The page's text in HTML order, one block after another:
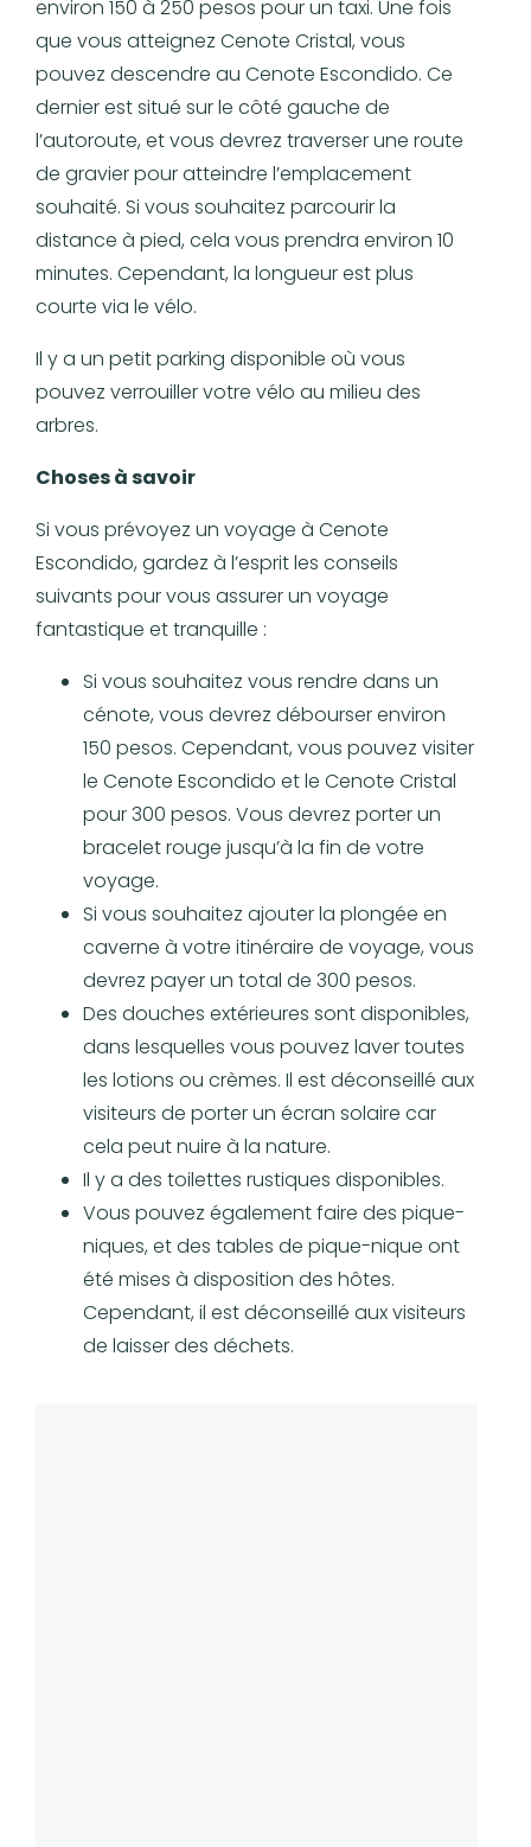
environ 150 à 250 pesos pour un taxi. Une fois
que vous atteignez Cenote Cristal, vous
pouvez descendre au Cenote Escondido. Ce
dernier est situé sur le côté gauche de
l’autoroute, et vous devrez traverser une route
de gravier pour atteindre l’emplacement
souhaité. Si vous souhaitez parcourir la
distance à pied, cela vous prendra environ 10
minutes. Cependant, la longueur est plus
courte via le vélo.
Il y a un petit parking disponible où vous
pouvez verrouiller votre vélo au milieu des
arbres.
Choses à savoir
Si vous prévoyez un voyage à Cenote
Escondido, gardez à l’esprit les conseils
suivants pour vous assurer un voyage
fantastique et tranquille :
Si vous souhaitez vous rendre dans un
cénote, vous devrez débourser environ
150 pesos. Cependant, vous pouvez visiter
le Cenote Escondido et le Cenote Cristal
pour 300 pesos. Vous devrez porter un
bracelet rouge jusqu’à la fin de votre
voyage.
Si vous souhaitez ajouter la plongée en
caverne à votre itinéraire de voyage, vous
devrez payer un total de 300 pesos.
Des douches extérieures sont disponibles,
dans lesquelles vous pouvez laver toutes
les lotions ou crèmes. Il est déconseillé aux
visiteurs de porter un écran solaire car
cela peut nuire à la nature.
Il y a des toilettes rustiques disponibles.
Vous pouvez également faire des pique-
niques, et des tables de pique-nique ont
été mises à disposition des hôtes.
Cependant, il est déconseillé aux visiteurs
de laisser des déchets.